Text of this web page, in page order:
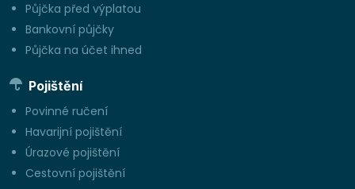
Půjčka před výplatou
Bankovní půjčky
Půjčka na účet ihned
Pojištění
Povinné ručení
Havarijní pojištění
Úrazové pojištění
Cestovní pojištění